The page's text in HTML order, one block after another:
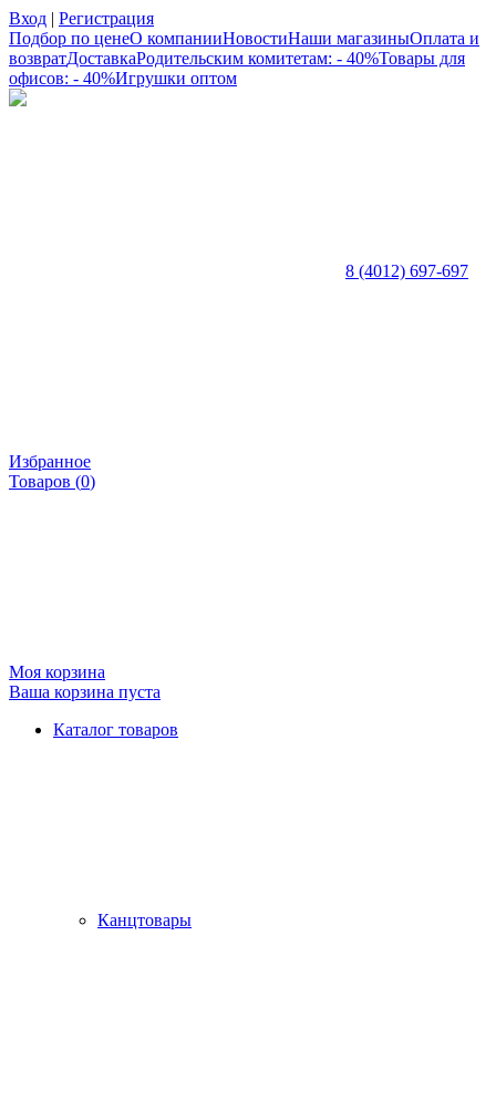
Вход | Регистрация
Подбор по ценеО компанииНовостиНаши магазиныОплата и
возвратДоставкаРодительским комитетам: - 40%Товары для
офисов: - 40%Игрушки оптом
8 (4012) 697-697
Избранное
Товаров (0)
Моя корзина
Ваша корзина пуста
Каталог товаров
Канцтовары